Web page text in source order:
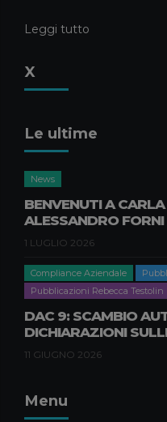
Leggi tutto
X
Le ultime
News
BENVENUTI A
ALESSANDRO FORNI
1 LUGLIO 2026
Compliance Aziendale
Pubblicazioni Rebecca Testolin
DAC 9: SCAMBIO
DICHIARAZIONI
11 GIUGNO 2026
Menu